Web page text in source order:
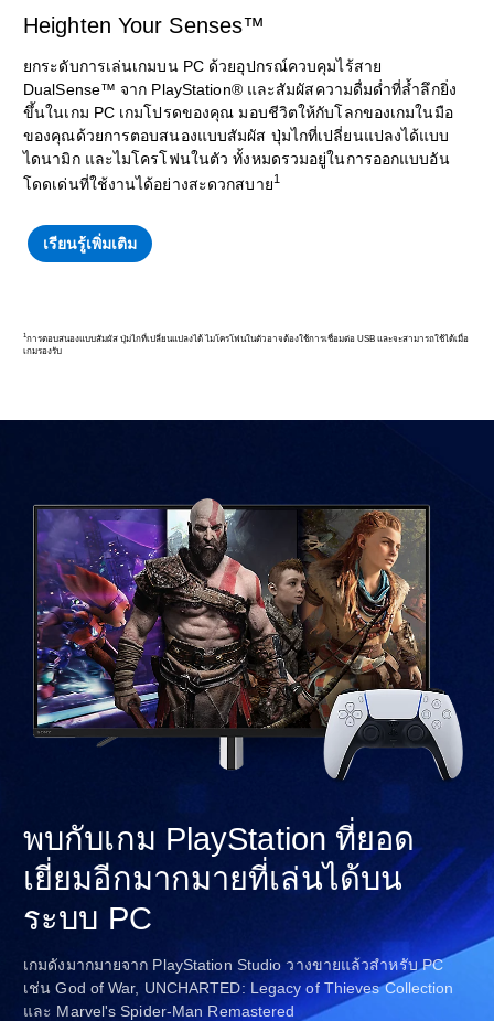
Heighten Your Senses™
ยกระดับการเล่นเกมบน PC ด้วยอุปกรณ์ควบคุมไร้สาย
DualSense™ จาก PlayStation® และสัมผัสความดื่มด่ำที่ล้ำลึกยิ่ง
ขึ้นในเกม PC เกมโปรดของคุณ มอบชีวิตให้กับโลกของเกมในมือ
ของคุณด้วยการตอบสนองแบบสัมผัส ปุ่มไกที่เปลี่ยนแปลงได้แบบ
ไดนามิก และไมโครโฟนในตัว ทั้งหมดรวมอยู่ในการออกแบบอัน
โดดเด่นที่ใช้งานได้อย่างสะดวกสบาย1
เรียนรู้เพิ่มเติม
1การตอบสนองแบบสัมผัส ปุ่มไกที่เปลี่ยนแปลงได้ ไมโครโฟนในตัวอาจต้องใช้การเชื่อมต่อ USB และจะสามารถใช้ได้เมื่อ
เกมรองรับ
พบกับเกม PlayStation ที่ยอด
เยี่ยมอีกมากมายที่เล่นได้บน
ระบบ PC
เกมดังมากมายจาก PlayStation Studio วางขายแล้วสำหรับ PC
เช่น God of War, UNCHARTED: Legacy of Thieves Collection
และ Marvel's Spider-Man Remastered